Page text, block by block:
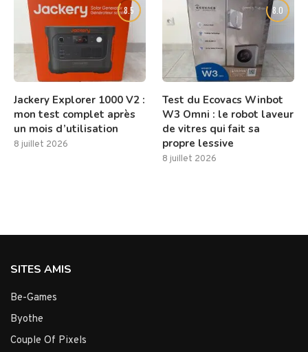
8.5
Jackery Explorer 1000 V2 :
mon test complet après
un mois d’utilisation
8 juillet 2026
8.0
Test du Ecovacs Winbot
W3 Omni : le robot laveur
de vitres qui fait sa
propre lessive
8 juillet 2026
SITES AMIS
Be-Games
Byothe
Couple Of Pixels